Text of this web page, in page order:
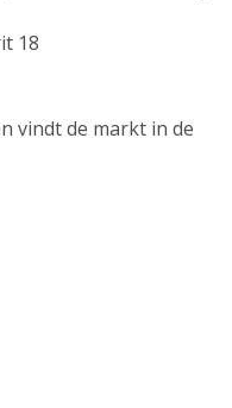
18
vindt de markt in de